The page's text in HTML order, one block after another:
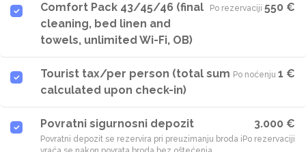
Comfort Pack 43/45/46 (final
cleaning, bed linen and
towels, unlimited Wi-Fi, OB)
Po rezervaciji·550 €
Tourist tax/per person (total sum
calculated upon check-in)
Po noćenju·1 €
Povratni sigurnosni depozit
Povratni depozit se rezervira pri preuzimanju broda i
3.000 €
Po rezervaciji